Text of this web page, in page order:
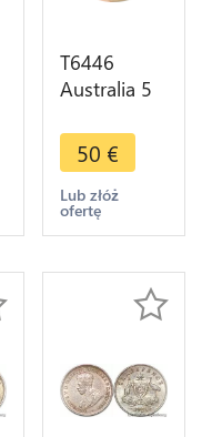
T6446
Australia 5
Elisabeth II
The Gold
Rush Era
Silver Proof
50 €
Lub złóż
ofertę